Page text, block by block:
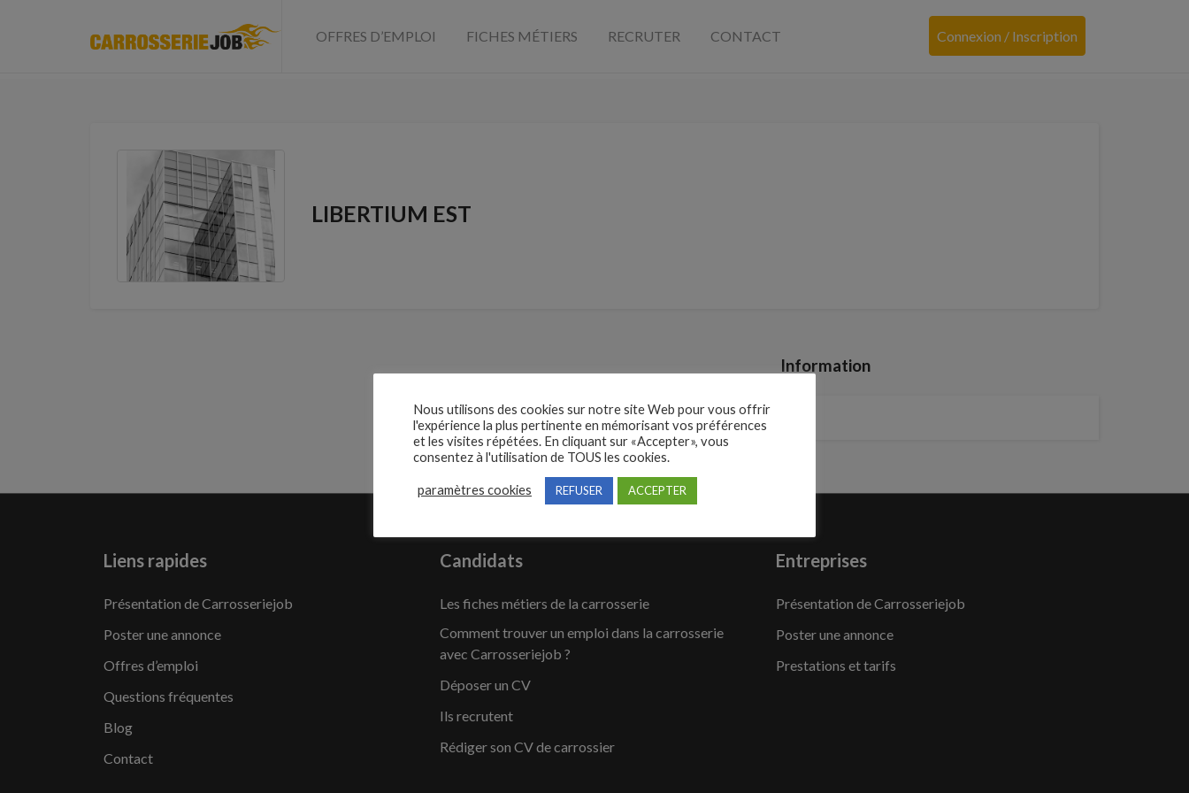
OFFRES D’EMPLOI FICHES MÉTIERS RECRUTER CONTACT Connexion / Inscription
LIBERTIUM EST
Information
Liens rapides
Présentation de Carrosseriejob
Poster une annonce
Offres d’emploi
Questions fréquentes
Blog
Contact
Candidats
Les fiches métiers de la carrosserie
Comment trouver un emploi dans la carrosserie
avec Carrosseriejob ?
Déposer un CV
Ils recrutent
Rédiger son CV de carrossier
Entreprises
Présentation de Carrosseriejob
Poster une annonce
Prestations et tarifs
Nous utilisons des cookies sur notre site Web pour vous offrir
l'expérience la plus pertinente en mémorisant vos préférences
et les visites répétées. En cliquant sur «Accepter», vous
consentez à l'utilisation de TOUS les cookies.
paramètres cookies REFUSER ACCEPTER